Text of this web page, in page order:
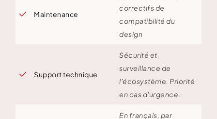
 Maintenance
correctifs de
compatibilité du
design
 Support technique
Sécurité et
surveillance de
l'écosystème. Priorité
en cas d'urgence.
En français, par